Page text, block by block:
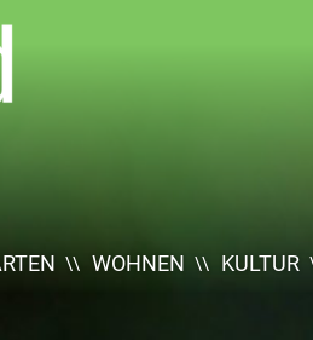
WOHNEN KULTUR